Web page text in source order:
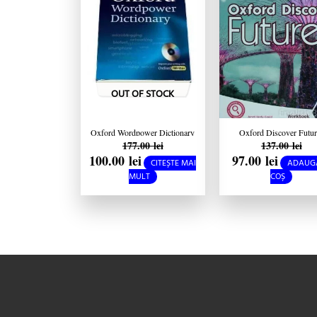
OUT OF STOCK
Oxford Wordpower Dictionary
4th Edition + CD
177.00lei
100.00lei
CITEȘTE MAI
MULT
Oxford Discover
Workbook 2 2nd edition
Online Practice
137.00lei
97.00 lei
COȘ